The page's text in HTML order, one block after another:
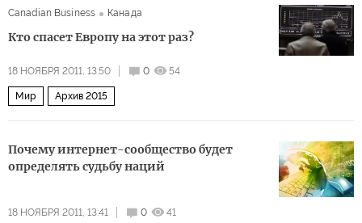
Canadian Business Канада
Кто спасет Европу на этот раз?
18 НОЯБРЯ 2011, 13:50 0 54
Мир Архив 2015
Почему интернет-сообщество будет
определять судьбу наций
18 НОЯБРЯ 2011, 13:41 0 41